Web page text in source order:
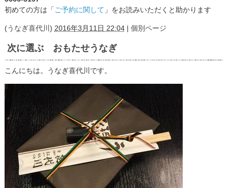
初めての方は「 ご予約に関して 」をお読みいただくと助かります
(うなぎ喜代川 ) 2016年3月11日 22:04| 個別ページ
次に選ぶ おもたせうなぎ
こんにちは。うなぎ喜代川です。